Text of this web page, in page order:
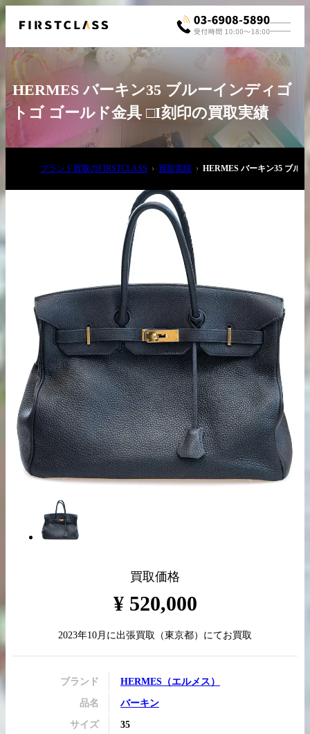
03-6908-5890
出張買取の
お申込み
宅配買取の
お申込み
LINE査定
買取実績はこちらから
HERMES バーキン35 ブルーインディゴ
トゴ ゴールド金具 □I刻印の買取実績
ブランド買取のFIRSTCLASS 買取実績 HERMES バーキン35 ブル
買取価格
¥ 520,000
2023年10月 に出張買取 （東京都）にてお買取
ブランド HERMES （エルメス ）
品名 バーキン
サイズ 35